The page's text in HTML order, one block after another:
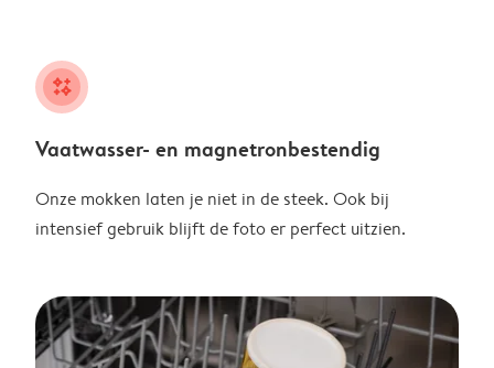
night
Vaatwasser- en magnetronbestendig
Onze mokken laten je niet in de steek. Ook bij
intensief gebruik blijft de foto er perfect uitzien.